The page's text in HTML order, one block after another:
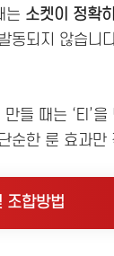
는 소켓이 정확
동되지 않습니
들 때는 ‘El’
순한 룬 효과만
조합방법